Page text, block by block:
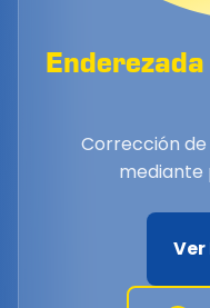
Corrección
mediante